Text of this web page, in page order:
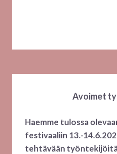
Avoimet
Haemme tulossa
festivaaliin 13.-
tehtävään